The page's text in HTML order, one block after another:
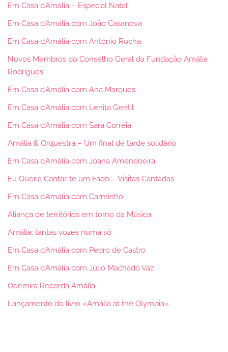
Em Casa d’Amália – Especial Natal
Em Casa d’Amália com João Casanova
Em Casa d’Amália com António Rocha
Novos Membros do Conselho Geral da Fundação Amália
Rodrigues
Em Casa d’Amália com Ana Marques
Em Casa d’Amália com Lenita Gentil
Em Casa d’Amália com Sara Correia
Amália & Orquestra – Um final de tarde solidário
Em Casa d’Amália com Joana Amendoeira
Eu Queria Cantar-te um Fado – Visitas Cantadas
Em Casa d’Amália com Carminho
Aliança de territórios em torno da Música
Amália: tantas vozes numa só
Em Casa d’Amália com Pedro de Castro
Em Casa d’Amália com Júlio Machado Vaz
Odemira Recorda Amália
Lançamento do livro «Amália at the Olympia»